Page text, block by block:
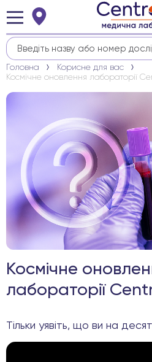
Головна
Корисне для вас
Космічне оновлення лабораторії
Космічне
лабораторії
Тільки уявіть, що ви на